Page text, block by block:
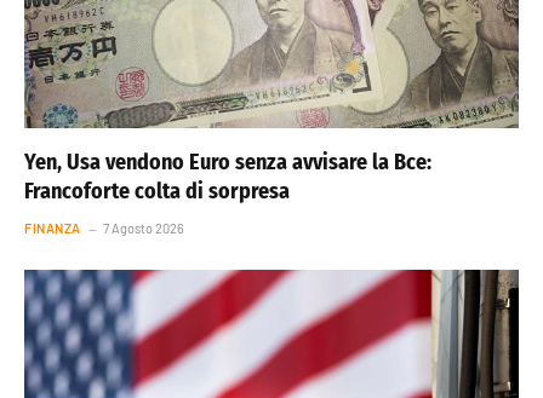
Yen, Usa vendono Euro senza avvisare la Bce:
Francoforte colta di sorpresa
FINANZA 7 Agosto 2026